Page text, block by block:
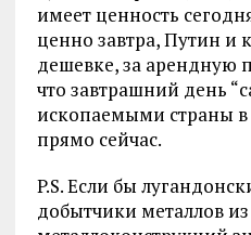
имеет ценность
ценно завтра, Путин и
дешевке, за арендную
что завтрашний день
ископаемыми страны в
прямо сейчас.
P.S. Если бы
добытчики металлов